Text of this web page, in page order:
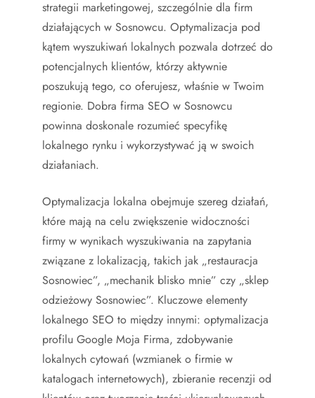
strategii marketingowej, szczególnie dla firm
działających w Sosnowcu. Optymalizacja pod
kątem wyszukiwań lokalnych pozwala dotrzeć do
potencjalnych klientów, którzy aktywnie
poszukują tego, co oferujesz, właśnie w Twoim
regionie. Dobra firma SEO w Sosnowcu
powinna doskonale rozumieć specyfikę
lokalnego rynku i wykorzystywać ją w swoich
działaniach.
Optymalizacja lokalna obejmuje szereg działań,
które mają na celu zwiększenie widoczności
firmy w wynikach wyszukiwania na zapytania
związane z lokalizacją, takich jak „restauracja
Sosnowiec”, „mechanik blisko mnie” czy „sklep
odzieżowy Sosnowiec”. Kluczowe elementy
lokalnego SEO to między innymi: optymalizacja
profilu Google Moja Firma, zdobywanie
lokalnych cytowań (wzmianek o firmie w
katalogach internetowych), zbieranie recenzji od